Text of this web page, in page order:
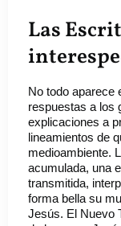
Las
No todo aparece
respuestas a los
explicaciones a
lineamientos de
medioambiente.
acumulada, una
transmitida,
forma bella su
Jesús. El Nuevo